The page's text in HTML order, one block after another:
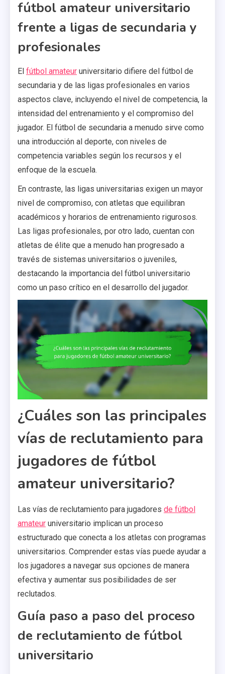
fútbol amateur universitario
frente a ligas de secundaria y
profesionales
El fútbol amateur universitario difiere del fútbol de
secundaria y de las ligas profesionales en varios
aspectos clave, incluyendo el nivel de competencia, la
intensidad del entrenamiento y el compromiso del
jugador. El fútbol de secundaria a menudo sirve como
una introducción al deporte, con niveles de
competencia variables según los recursos y el
enfoque de la escuela.
En contraste, las ligas universitarias exigen un mayor
nivel de compromiso, con atletas que equilibran
académicos y horarios de entrenamiento rigurosos.
Las ligas profesionales, por otro lado, cuentan con
atletas de élite que a menudo han progresado a
través de sistemas universitarios o juveniles,
destacando la importancia del fútbol universitario
como un paso crítico en el desarrollo del jugador.
¿Cuáles son las principales
vías de reclutamiento para
jugadores de fútbol
amateur universitario?
Las vías de reclutamiento para jugadores de fútbol
amateur universitario implican un proceso
estructurado que conecta a los atletas con programas
universitarios. Comprender estas vías puede ayudar a
los jugadores a navegar sus opciones de manera
efectiva y aumentar sus posibilidades de ser
reclutados.
Guía paso a paso del proceso
de reclutamiento de fútbol
universitario